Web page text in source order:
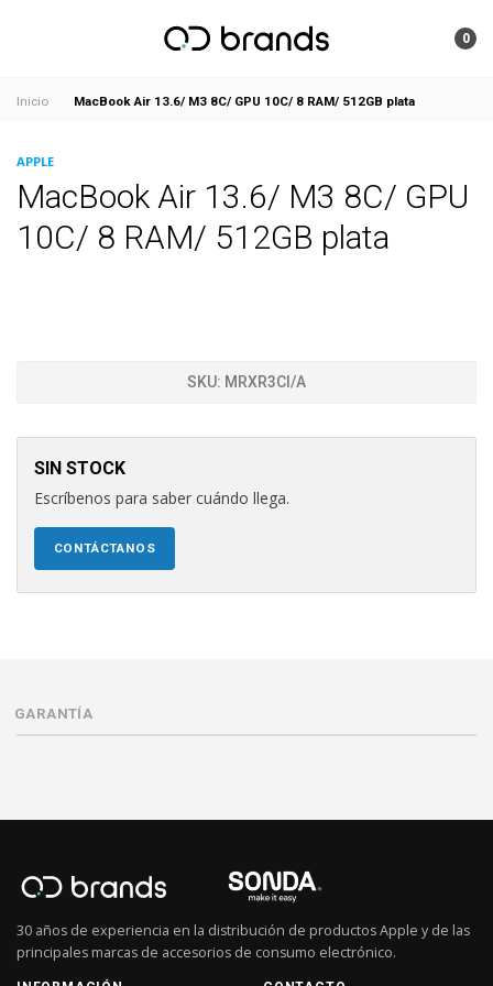
0
Inicio MacBook Air 13.6/ M3 8C/ GPU 10C/ 8 RAM/ 512GB plata
APPLE
MacBook Air 13.6/ M3 8C/ GPU
10C/ 8 RAM/ 512GB plata
SKU: MRXR3CI/A
SIN STOCK
Escríbenos para saber cuándo llega.
CONTÁCTANOS
GARANTÍA
30 años de experiencia en la distribución de productos Apple y de las
principales marcas de accesorios de consumo electrónico.